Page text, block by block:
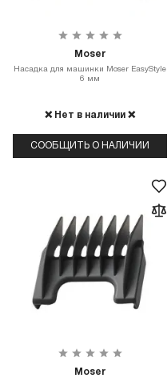
Moser
Насадка для машинки Moser EasyStyle
6 мм
❌ Нет в наличии ❌
СООБЩИТЬ О НАЛИЧИИ
Moser